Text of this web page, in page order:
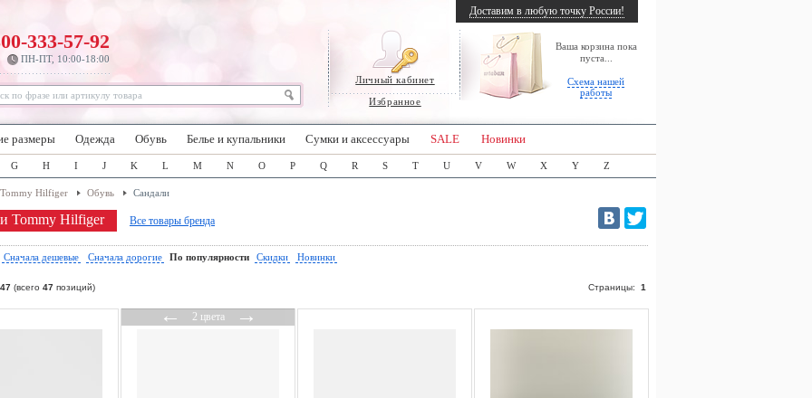
Личный кабинет
Избранное
Ваша корзина пока
пуста...
Схема нашей
работы
333-57-92
ПН-ПТ, 10:00-18:00
Доставим в любую точку России!
размеры Одежда Обувь Белье и купальники Сумки и аксессуары SALE Новинки
G H I J K L M N O P Q R S T U V W X Y Z
Tommy Hilfiger Обувь Сандали
Tommy Hilfiger Все товары бренда
Сначала дешевые Сначала дорогие По популярности Скидки Новинки
47 (всего 47 позиций) Страницы: 1
←2 цвета→